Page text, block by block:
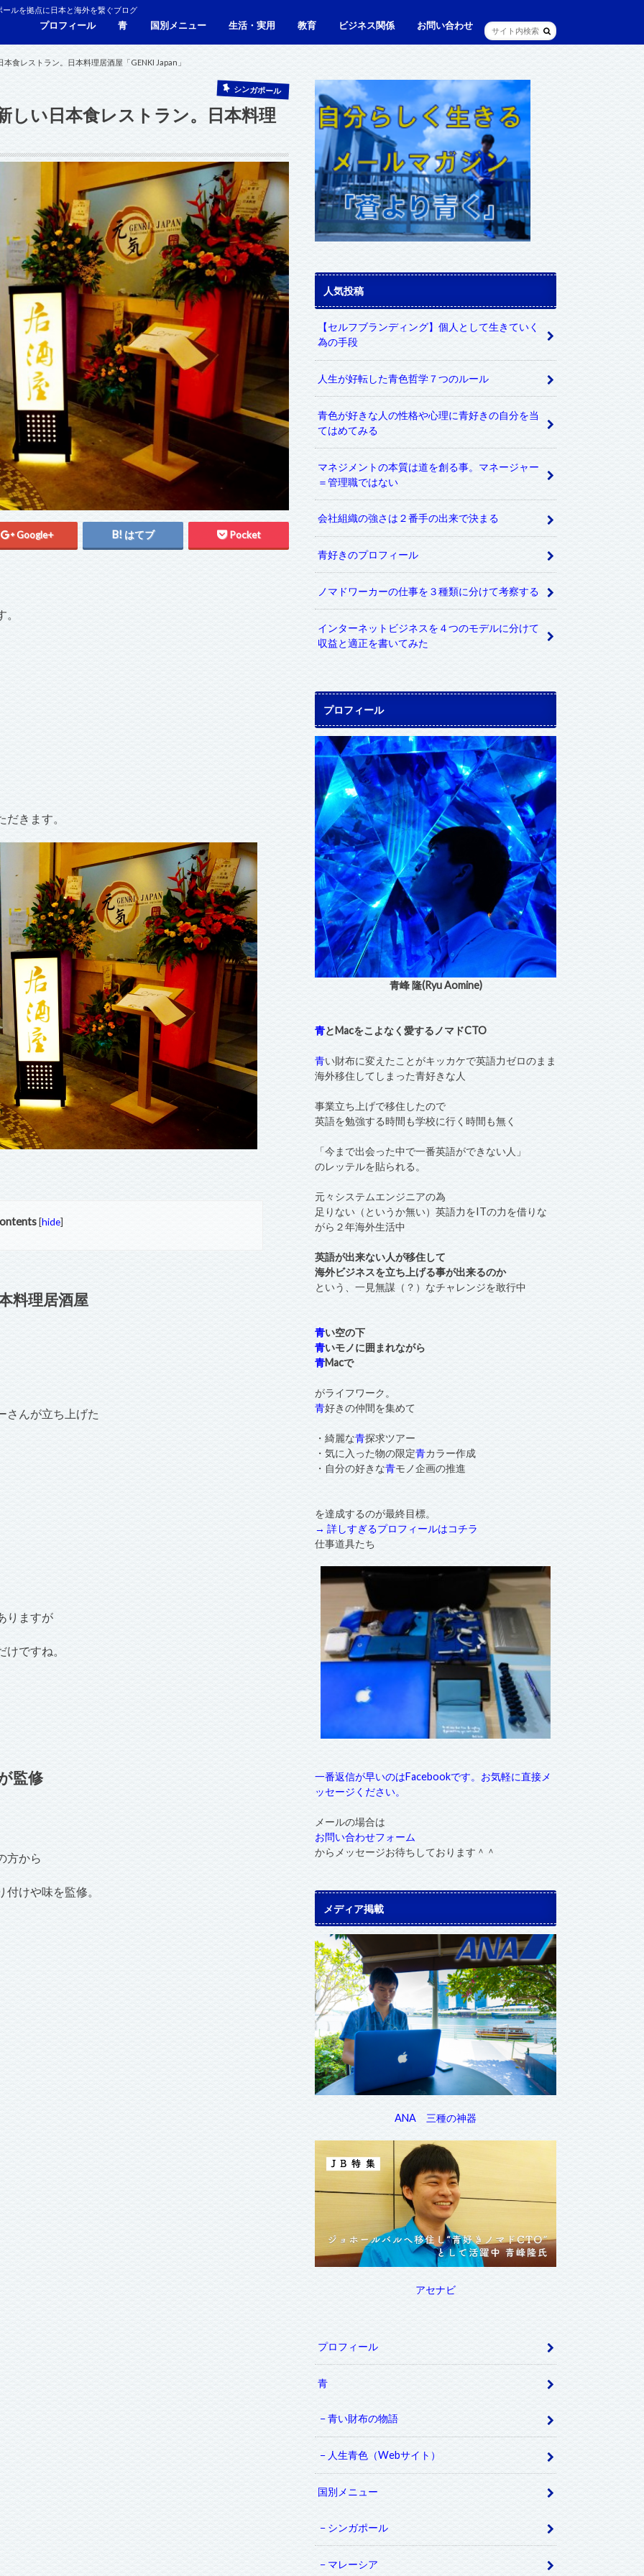
ルを拠点に日本と海外を繋ぐブログ
プロフィール 青 国別メニュー 生活・実用 教育 ビジネス関係 お問い合わせ
食レストラン。日本料理居酒屋「GENKI Japan」
シンガポール
しい日本食レストラン。日本料理
Google+ はてブ Pocket
きます。
[hide]
料理居酒屋
さんが立ち上げた
りますが
ですね。
監修
方から
けや味を監修。
人気投稿
【セルフブランディング】個人として生きていく
為の手段
人生が好転した青色哲学７つのルール
青色が好きな人の性格や心理に青好きの自分を当
てはめてみる
マネジメントの本質は道を創る事。マネージャー
＝管理職ではない
会社組織の強さは２番手の出来で決まる
青好きのプロフィール
ノマドワーカーの仕事を３種類に分けて考察する
インターネットビジネスを４つのモデルに分けて
収益と適正を書いてみた
プロフィール
青峰 隆(Ryu Aomine)
青とMacをこよなく愛するノマドCTO
青い財布に変えたことがキッカケで英語力ゼロのまま
海外移住してしまった青好きな人
事業立ち上げで移住したので
英語を勉強する時間も学校に行く時間も無く
「今まで出会った中で一番英語ができない人」
のレッテルを貼られる。
元々システムエンジニアの為
足りない（というか無い）英語力をITの力を借りな
がら２年海外生活中
英語が出来ない人が移住して
海外ビジネスを立ち上げる事が出来るのか
という、一見無謀（？）なチャレンジを敢行中
青い空の下
青いモノに囲まれながら
青Macで
がライフワーク。
青好きの仲間を集めて
・綺麗な青探求ツアー
・気に入った物の限定青カラー作成
・自分の好きな青モノ企画の推進
を達成するのが最終目標。
→ 詳しすぎるプロフィールはコチラ
仕事道具たち
一番返信が早いのはFacebookです。お気軽に直接メ
ッセージください。
メールの場合は
お問い合わせフォーム
からメッセージお待ちしております＾＾
メディア掲載
ANA 三種の神器
アセナビ
プロフィール
青
青い財布の物語
人生青色（Webサイト）
国別メニュー
シンガポール
マレーシア